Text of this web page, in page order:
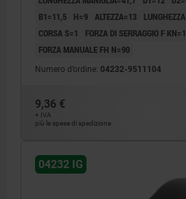
B1=11,5
H=9 ALTEZZA=13
CORSA S=1
FORZA DI SERRAGGIO F
FORZA MANUALE FH N=90
Numero d’ordine: 04232-9511104
9,36 €
+ IVA
più le spese di spedizione
04232 IG